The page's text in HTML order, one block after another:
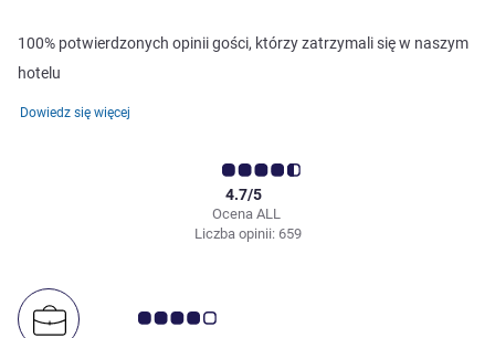
100% potwierdzonych opinii gości, którzy zatrzymali się w naszym
hotelu
Dowiedz się więcej
Ocena ALL
4.7/5
Liczba opinii: 659
Ocena klientów 4.0/5